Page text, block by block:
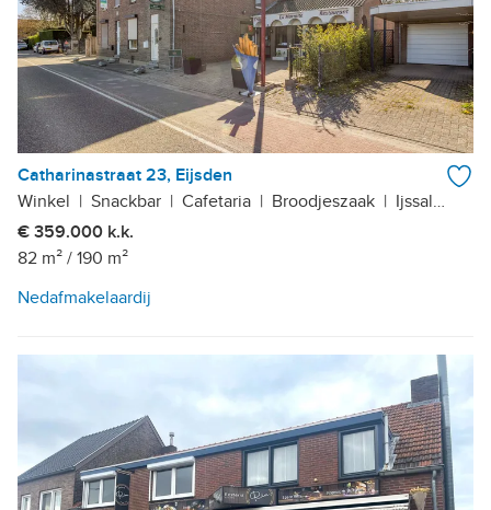
Catharinastraat 23, Eijsden
Winkel | Snackbar | Cafetaria | Broodjeszaak | Ijssalon
€ 359.000 k.k.
82 m² / 190 m²
Nedafmakelaardij